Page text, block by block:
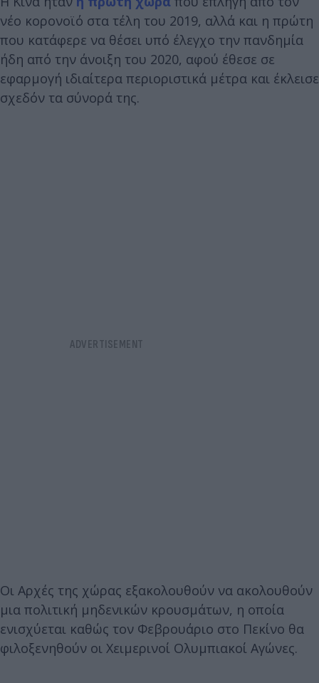
νέο κορονοϊό στα τέλη του 2019, αλλά και η πρώτη
που κατάφερε να θέσει υπό έλεγχο την πανδημία
ήδη από την άνοιξη του 2020, αφού έθεσε σε
εφαρμογή ιδιαίτερα περιοριστικά μέτρα και έκλεισε
σχεδόν τα σύνορά της.
Οι Αρχές της χώρας εξακολουθούν να ακολουθούν
μια πολιτική μηδενικών κρουσμάτων, η οποία
ενισχύεται καθώς τον Φεβρουάριο στο Πεκίνο θα
φιλοξενηθούν οι Χειμερινοί Ολυμπιακοί Αγώνες.